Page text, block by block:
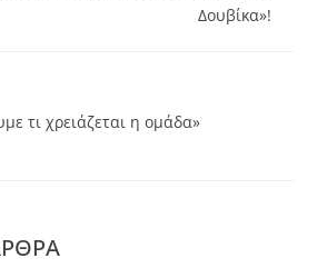
Δουβίκα»!
τι χρειάζεται η ομάδα»